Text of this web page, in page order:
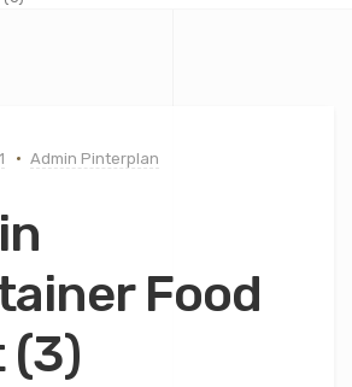
Admin Pinterplan
Food
(3)